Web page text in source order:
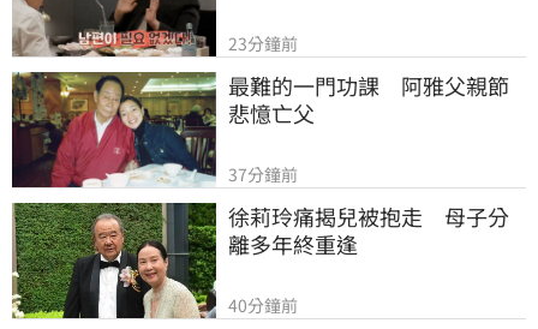
23分鐘前
最難的一門功課　阿雅父親節
悲憶亡父
37分鐘前
徐莉玲痛揭兒被抱走　母子分
離多年終重逢
40分鐘前